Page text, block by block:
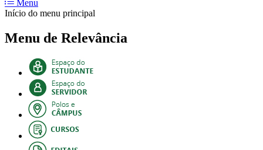
Menu
Início do menu principal
Menu de Relevância